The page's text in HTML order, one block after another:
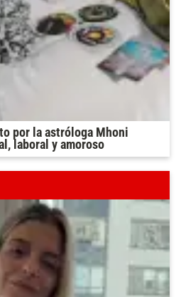
por la astróloga Mhoni
laboral y amoroso